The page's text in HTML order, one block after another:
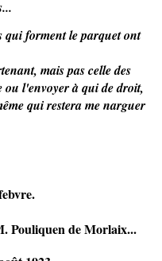
qui forment le parquet ont
mais pas celle des
l'envoyer à qui de droit,
qui restera me narguer
Pouliquen de Morlaix...